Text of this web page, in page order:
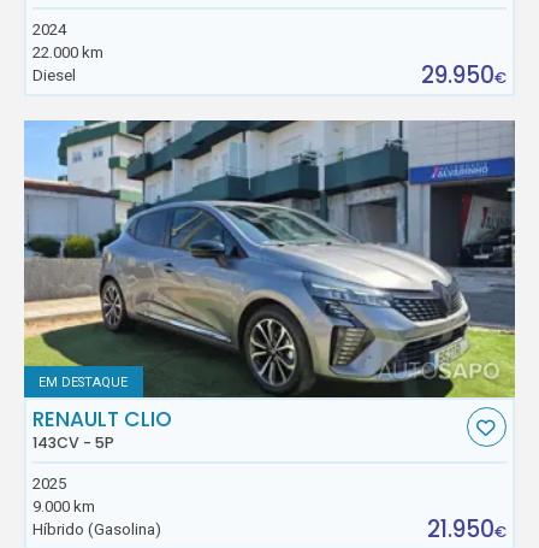
2024
22.000 km
Diesel
29.950€
EM DESTAQUE
RENAULT CLIO
143CV - 5P
2025
9.000 km
Híbrido (Gasolina)
21.950€